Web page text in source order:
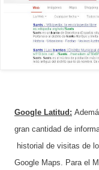
Google Latitud:
gran cantidad de
historial de visitas de
Google Maps. Para el